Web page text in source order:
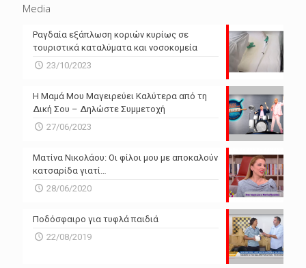
Media
Ραγδαία εξάπλωση κοριών κυρίως σε
τουριστικά καταλύματα και νοσοκομεία
23/10/2023
Η Μαμά Μου Μαγειρεύει Καλύτερα από τη
Δική Σου – Δηλώστε Συμμετοχή
27/06/2023
Ματίνα Νικολάου: Οι φίλοι μου με αποκαλούν
κατσαρίδα γιατί…
28/06/2020
Ποδόσφαιρο για τυφλά παιδιά
22/08/2019